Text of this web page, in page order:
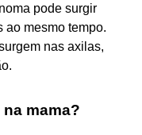
pode surgir
ao mesmo tempo.
nas axilas,
mama?